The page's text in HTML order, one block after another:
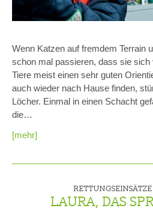
Wenn Katzen auf fremdem Terrain
schon mal passieren, dass sie sich
Tiere meist einen sehr guten
auch wieder nach Hause finden,
Löcher. Einmal in einen Schacht
die…
[mehr]
RETTUNGSEINSÄTZE
LAURA, DAS